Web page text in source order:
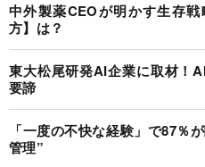
中外製薬CEOが明かす生存
方】は？
東大松尾研発AI企業に取材！
要諦
「一度の不快な経験」で87
管理”